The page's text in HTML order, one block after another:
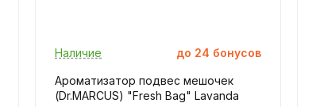
Наличие до 24 бонусов
Ароматизатор подвес мешочек
(Dr.MARCUS) "Fresh Bag" Lavanda